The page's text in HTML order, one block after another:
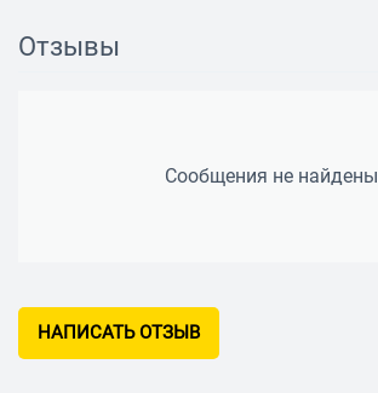
Отзывы
Сообщения не найдены
НАПИСАТЬ ОТЗЫВ